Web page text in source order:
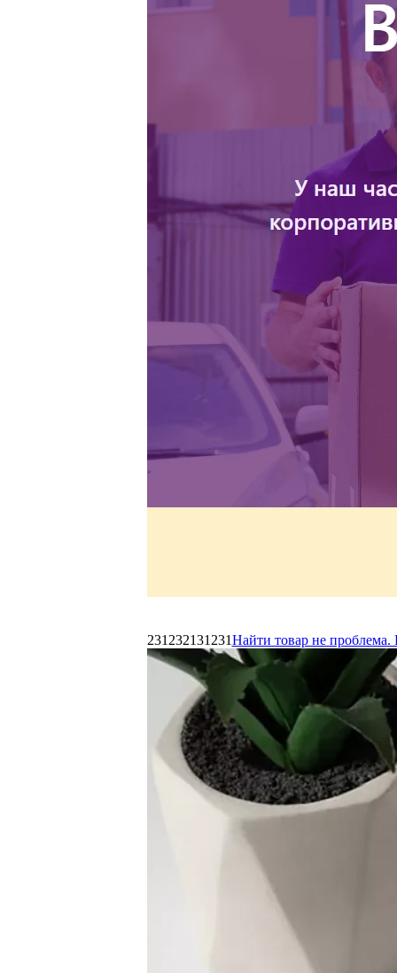
231232131231Найти товар не проблема.